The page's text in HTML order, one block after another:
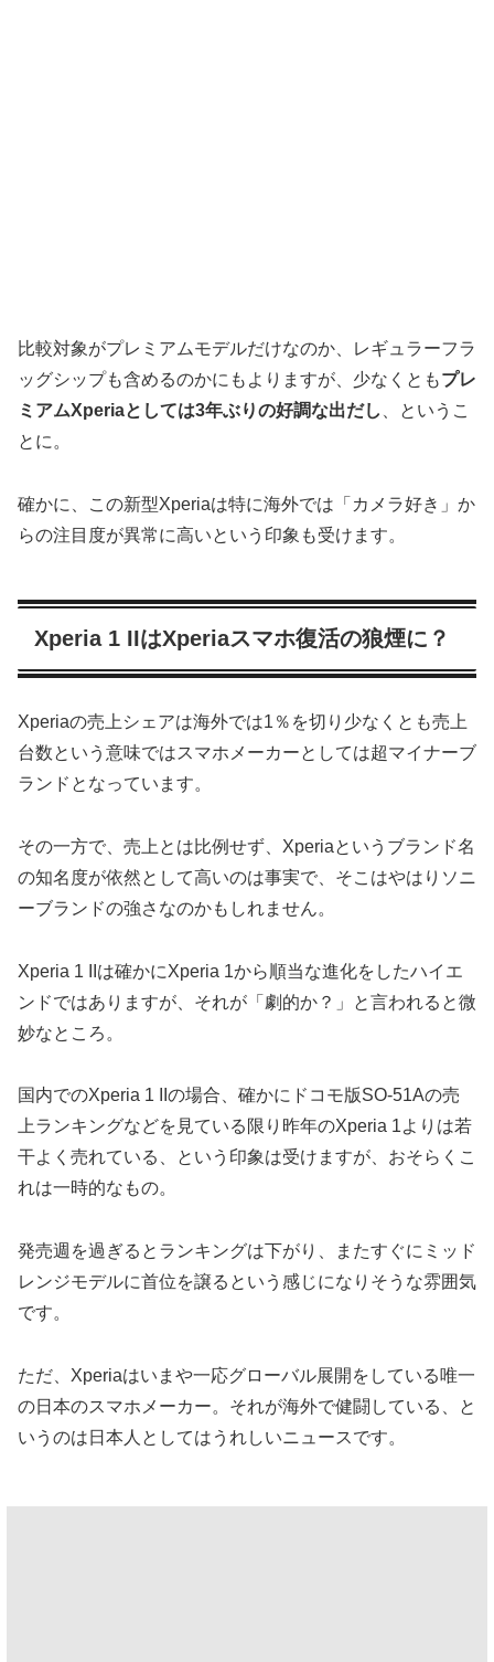
比較対象がプレミアムモデルだけなのか、レギュラーフラ
ッグシップも含めるのかにもよりますが、少なくともプレ
ミアムXperiaとしては3年ぶりの好調な出だし
、というこ
とに。
確かに、この新型Xperiaは特に海外では「カメラ好き」か
らの注目度が異常に高いという印象も受けます。
Xperia 1 IIはXperiaスマホ復活の狼煙に？
Xperiaの売上シェアは海外では1％を切り少なくとも売上
台数という意味ではスマホメーカーとしては超マイナーブ
ランドとなっています。
その一方で、売上とは比例せず、Xperiaというブランド名
の知名度が依然として高いのは事実で、そこはやはりソニ
ーブランドの強さなのかもしれません。
Xperia 1 IIは確かにXperia 1から順当な進化をしたハイエ
ンドではありますが、それが「劇的か？」と言われると微
妙なところ。
国内でのXperia 1 IIの場合、確かにドコモ版SO-51Aの売
上ランキングなどを見ている限り昨年のXperia 1よりは若
干よく売れている、という印象は受けますが、おそらくこ
れは一時的なもの。
発売週を過ぎるとランキングは下がり、またすぐにミッド
レンジモデルに首位を譲るという感じになりそうな雰囲気
です。
ただ、Xperiaはいまや一応グローバル展開をしている唯一
の日本のスマホメーカー。それが海外で健闘している、と
いうのは日本人としてはうれしいニュースです。